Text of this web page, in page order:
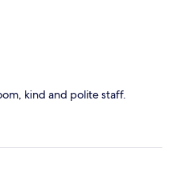
kind and polite staff.